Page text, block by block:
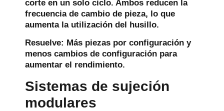
corte en un solo ciclo. Ambos reducen la
frecuencia de cambio de pieza, lo que
aumenta la utilización del husillo.
Resuelve: Más piezas por configuración y
menos cambios de configuración para
aumentar el rendimiento.
Sistemas de sujeción
modulares